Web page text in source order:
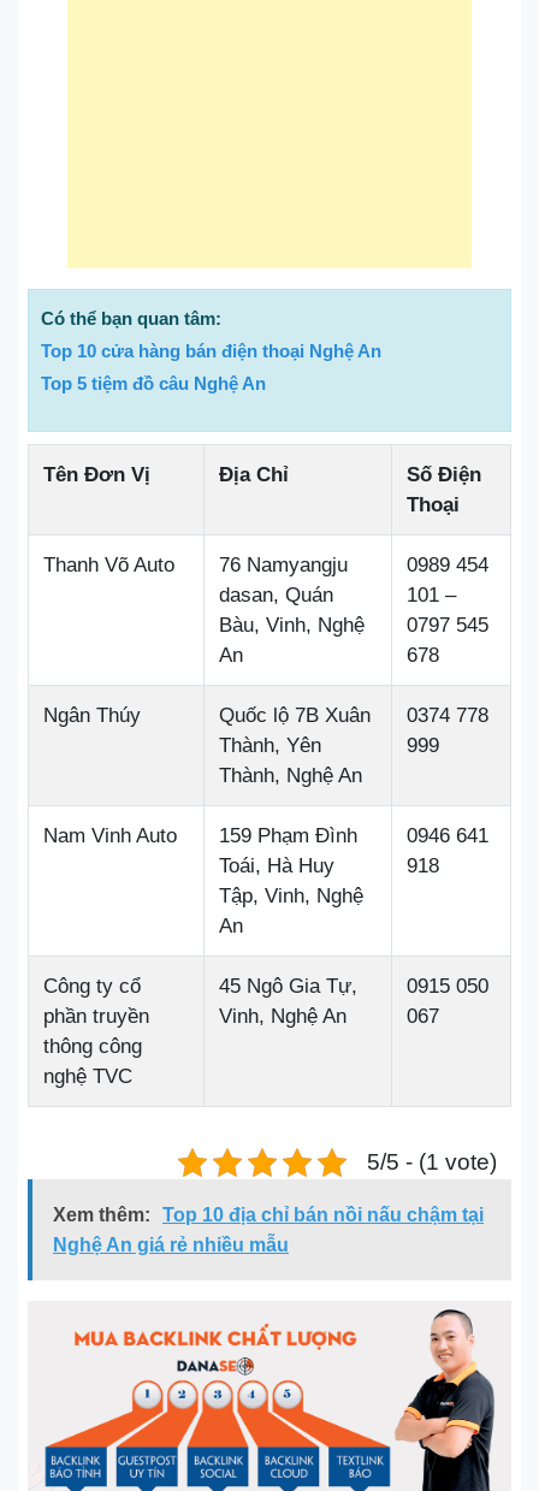
Có thể bạn quan tâm:
Top 10 cửa hàng bán điện thoại Nghệ An
Top 5 tiệm đồ câu Nghệ An
Tên Đơn Vị Địa Chỉ
Số Điện
Thoại
Thanh Võ Auto
76 Namyangju
dasan, Quán
Bàu, Vinh, Nghệ
An
0989 454
101 –
0797 545
678
Ngân Thúy
Quốc lộ 7B Xuân
Thành, Yên
Thành, Nghệ An
0374 778
999
Nam Vinh Auto
159 Phạm Đình
Toái, Hà Huy
Tập, Vinh, Nghệ
An
0946 641
918
Công ty cổ
phần truyền
thông công
nghệ TVC
45 Ngô Gia Tự,
Vinh, Nghệ An
0915 050
067
5/5 - (1 vote)
Xem thêm:
Top 10 địa chỉ bán nồi nấu chậm tại
Nghệ An giá rẻ nhiều mẫu